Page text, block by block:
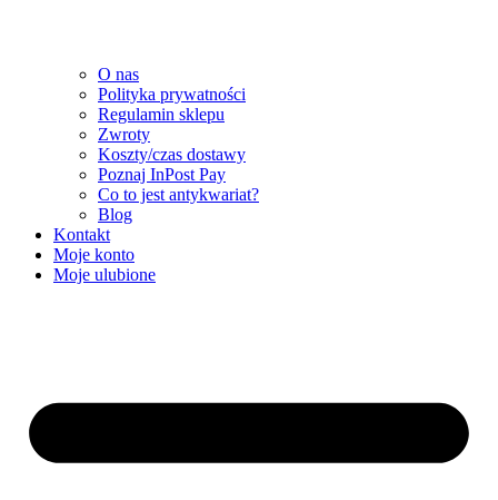
O nas
Polityka prywatności
Regulamin sklepu
Zwroty
Koszty/czas dostawy
Poznaj InPost Pay
Co to jest antykwariat?
Blog
Kontakt
Moje konto
Moje ulubione